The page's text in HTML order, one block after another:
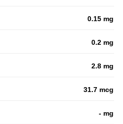
0.15 mg
0.2 mg
2.8 mg
31.7 mcg
- mg